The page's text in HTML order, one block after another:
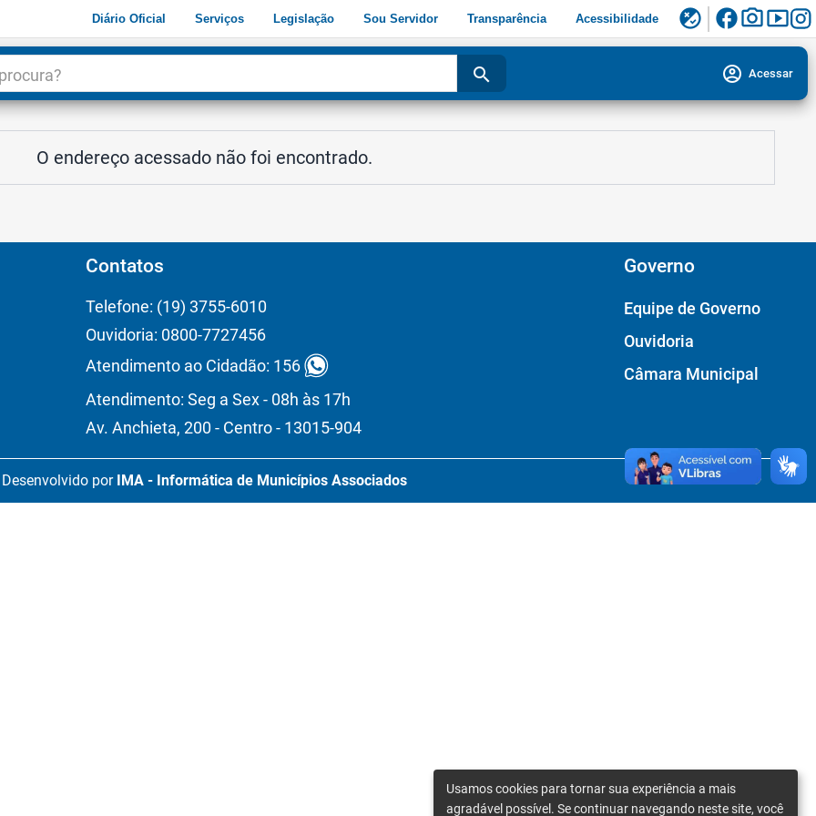
Diário Oficial Serviços Legislação Sou Servidor Transparência Acessibilidade flaky facebookphoto_camerasmart_display
search account_circle Acessar
O endereço acessado não foi encontrado.
Contatos
Telefone: (19) 3755-6010
Ouvidoria: 0800-7727456
Atendimento ao Cidadão: 156
Atendimento: Seg a Sex - 08h às 17h
Av. Anchieta, 200 - Centro - 13015-904
Governo
Equipe de Governo
Ouvidoria
Câmara Municipal
Desenvolvido por IMA - Informática de Municípios Associados
Usamos cookies para tornar sua experiência a mais
agradável possível. Se continuar navegando neste site, você